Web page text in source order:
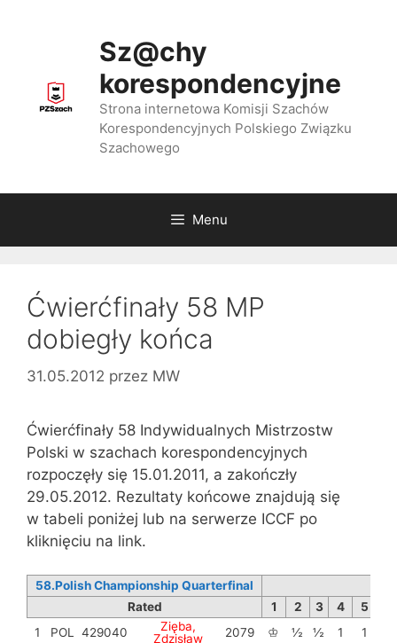
Sz@chy
korespondencyjne
Strona internetowa Komisji Szachów
Korespondencyjnych Polskiego Związku
Szachowego
Menu
Ćwierćfinały 58 MP
dobiegły końca
31.05.2012 przez MW
Ćwierćfinały 58 Indywidualnych Mistrzostw
Polski w szachach korespondencyjnych
rozpoczęły się 15.01.2011, a zakończły
29.05.2012. Rezultaty końcowe znajdują się
w tabeli poniżej lub na serwerze ICCF po
kliknięciu na link.
58.Polish Championship Quarterfinal
Rated
1 2 3 4 5
1
POL 429040
Zięba,
Zdzisław
2079 ♔ ½ ½ 1 1